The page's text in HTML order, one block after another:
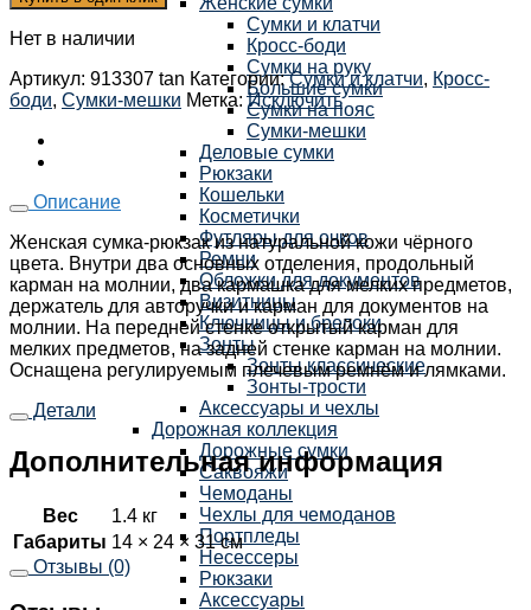
Сумки и клатчи
Кросс-боди
Сумки на руку
Большие сумки
Сумки на пояс
Сумки-мешки
Деловые сумки
Рюкзаки
Кошельки
Косметички
Футляры для очков
Ремни
Обложки для документов
Визитницы
Ключницы и брелоки
Зонты
Зонты классические
Зонты-трости
Аксессуары и чехлы
Дорожная коллекция
Дорожные сумки
Саквояжи
Чемоданы
Чехлы для чемоданов
Портпледы
Несессеры
Рюкзаки
Аксессуары
Нет в наличии
Артикул: 913307 tan Категории:Сумки и клатчи, Кросс-
боди, Сумки-мешки Метка:Исключить
Описание
Женская сумка-рюкзак из натуральной кожи чёрного
цвета. Внутри два основных отделения, продольный
карман на молнии, два кармашка для мелких предметов,
держатель для авторучки и карман для документов на
молнии. На передней стенке открытый карман для
мелких предметов, на задней стенке карман на молнии.
Оснащена регулируемым плечевым ремнём и лямками.
Детали
Дополнительная информация
Вес
1.4 кг
Габариты 14 × 24 × 31 см
Отзывы (0)